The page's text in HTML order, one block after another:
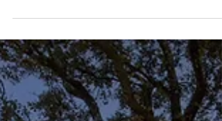
dans le Golfe de Saint-Tropez. Privatiser
lieu de réception pour vos dîners et
en grand ou petit comité !